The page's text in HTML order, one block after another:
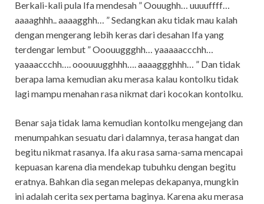
Berkali-kali pula Ifa mendesah ” Oouughh… uuuuffff…
aaaaghhh.. aaaagghh… ” Sedangkan aku tidak mau kalah
dengan mengerang lebih keras dari desahan Ifa yang
terdengar lembut ” Ooouuggghh… yaaaaaccchh…
yaaaaccchh…. ooouuugghhh…. aaaaggghhh… ” Dan tidak
berapa lama kemudian aku merasa kalau kontolku tidak
lagi mampu menahan rasa nikmat dari kocokan kontolku.
Benar saja tidak lama kemudian kontolku mengejang dan
menumpahkan sesuatu dari dalamnya, terasa hangat dan
begitu nikmat rasanya. Ifa aku rasa sama-sama mencapai
kepuasan karena dia mendekap tubuhku dengan begitu
eratnya. Bahkan dia segan melepas dekapanya, mungkin
ini adalah cerita sex pertama baginya. Karena aku merasa